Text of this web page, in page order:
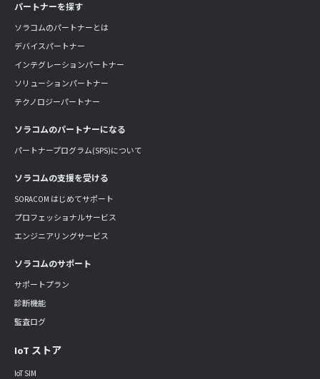
パートナーを探す
ソラコムのパートナーとは
デバイスパートナー
インテグレーションパートナー
ソリューションパートナー
テクノロジーパートナー
ソラコムのパートナーになる
パートナープログラム(SPS)について
ソラコムの支援を受ける
SORACOM はじめてサポート
プロフェッショナルサービス
エンジニアリングサービス
ソラコムのサポート
サポートプラン
診断機能
監査ログ
IoT ストア
IoT SIM